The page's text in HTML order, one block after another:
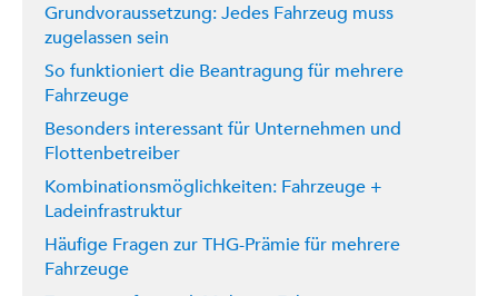
Grundvoraussetzung: Jedes Fahrzeug muss
zugelassen sein
So funktioniert die Beantragung für mehrere
Fahrzeuge
Besonders interessant für Unternehmen und
Flottenbetreiber
Kombinationsmöglichkeiten: Fahrzeuge +
Ladeinfrastruktur
Häufige Fragen zur THG-Prämie für mehrere
Fahrzeuge